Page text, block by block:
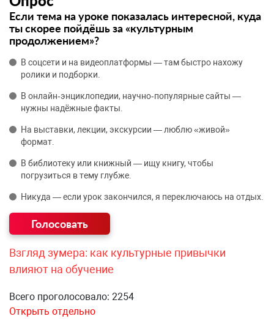
Если тема на уроке показалась интересной, куда
ты скорее пойдёшь за «культурным
продолжением»?
В соцсети и на видеоплатформы — там быстро нахожу
ролики и подборки.
В онлайн‑энциклопедии, научно‑популярные сайты —
нужны надёжные факты.
На выставки, лекции, экскурсии — люблю «живой»
формат.
В библиотеку или книжный — ищу книгу, чтобы
погрузиться в тему глубже.
Никуда — если урок закончился, я переключаюсь на отдых.
Взгляд зумера: как культурные привычки
влияют на обучение
Всего проголосовало: 2254
Открыть отдельно